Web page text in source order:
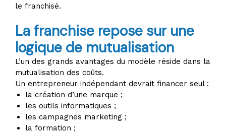
le franchisé.
La franchise repose sur une
logique de mutualisation
L’un des grands avantages du modèle réside dans la
mutualisation des coûts.
Un entrepreneur indépendant devrait financer seul :
la création d’une marque ;
les outils informatiques ;
les campagnes marketing ;
la formation ;